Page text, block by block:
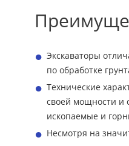
Экскаваторы
по обработке
Технические
своей мощности и
ископаемые и
Несмотря на